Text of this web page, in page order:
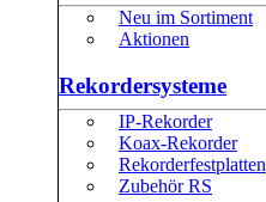
Neu im Sortiment
Aktionen
Rekordersysteme
IP-Rekorder
Koax-Rekorder
Rekorderfestplatten
Zubehör RS